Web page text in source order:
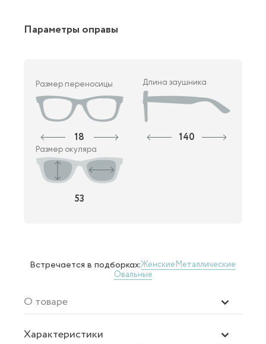
Параметры оправы
Размер переносицы
18
Длина заушника
140
Размер окуляра
53
Встречается в подборках:ЖенскиеМеталлические
Овальные
О товаре
Характеристики